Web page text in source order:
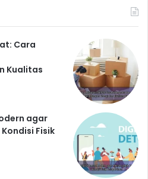
saja.
berlebihan dan
dan bersantai.
penting dan delegasikan
untuk Diri
aktivitas yang Anda
Cara
Kualitas
agar
Fisik